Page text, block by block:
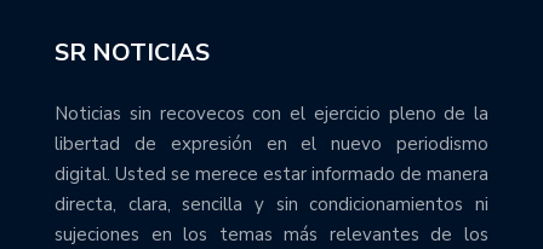
SR NOTICIAS
Noticias sin recovecos con el ejercicio pleno de la
libertad de expresión en el nuevo periodismo
digital. Usted se merece estar informado de manera
directa, clara, sencilla y sin condicionamientos ni
sujeciones en los temas más relevantes de los